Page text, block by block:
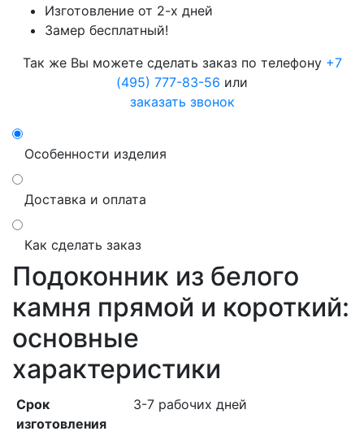
Изготовление от 2-х дней
Замер бесплатный!
Так же Вы можете сделать заказ по телефону +7
(495) 777-83-56 или
заказать звонок
Особенности изделия
Доставка и оплата
Как сделать заказ
Подоконник из белого
камня прямой и короткий:
основные
характеристики
Срок
изготовления
3-7 рабочих дней